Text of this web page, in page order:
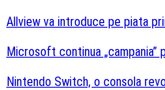
Allview va introduce pe piata
Microsoft continua „campania”
Nintendo Switch, o consola